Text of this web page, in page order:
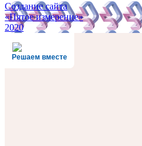
Создание сайта
«Пятое измерение»
2020
Решаем вместе